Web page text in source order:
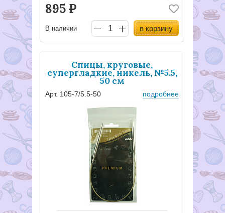
895Р
В наличии в корзину
Спицы, круговые,
супергладкие, никель, №5.5,
50 см
Арт. 105-7/5.5-50 подробнее